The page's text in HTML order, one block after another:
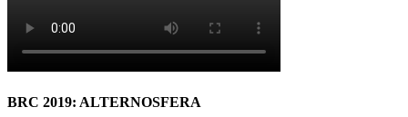
BRC 2019: ALTERNOSFERA